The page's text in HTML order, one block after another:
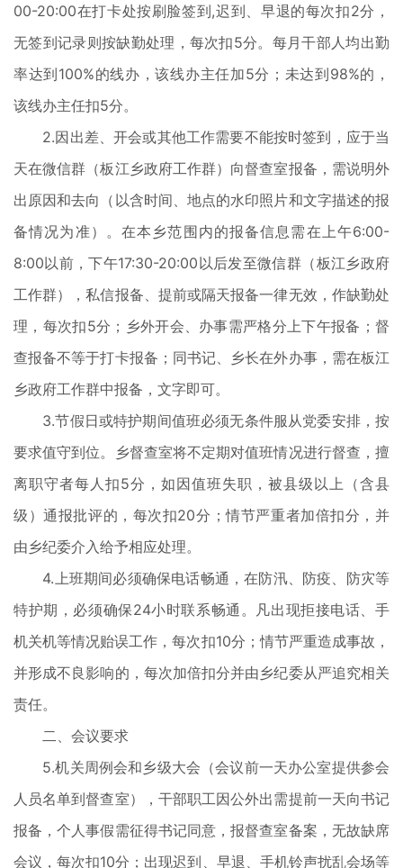
00-20:00在打卡处按刷脸签到,迟到、早退的每次扣2分，
无签到记录则按缺勤处理，每次扣5分。每月干部人均出勤
率达到100%的线办，该线办主任加5分；未达到98%的，
该线办主任扣5分。
2.因出差、开会或其他工作需要不能按时签到，应于当
天在微信群（板江乡政府工作群）向督查室报备，需说明外
出原因和去向（以含时间、地点的水印照片和文字描述的报
备情况为准）。在本乡范围内的报备信息需在上午6:00-
8:00以前，下午17:30-20:00以后发至微信群（板江乡政府
工作群），私信报备、提前或隔天报备一律无效，作缺勤处
理，每次扣5分；乡外开会、办事需严格分上下午报备；督
查报备不等于打卡报备；同书记、乡长在外办事，需在板江
乡政府工作群中报备，文字即可。
3.节假日或特护期间值班必须无条件服从党委安排，按
要求值守到位。乡督查室将不定期对值班情况进行督查，擅
离职守者每人扣5分，如因值班失职，被县级以上（含县
级）通报批评的，每次扣20分；情节严重者加倍扣分，并
由乡纪委介入给予相应处理。
4.上班期间必须确保电话畅通，在防汛、防疫、防灾等
特护期，必须确保24小时联系畅通。凡出现拒接电话、手
机关机等情况贻误工作，每次扣10分；情节严重造成事故，
并形成不良影响的，每次加倍扣分并由乡纪委从严追究相关
责任。
二、会议要求
5.机关周例会和乡级大会（会议前一天办公室提供参会
人员名单到督查室），干部职工因公外出需提前一天向书记
报备，个人事假需征得书记同意，报督查室备案，无故缺席
会议，每次扣10分；出现迟到、早退、手机铃声扰乱会场等